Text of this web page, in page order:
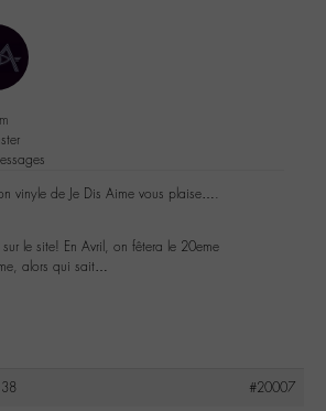
vinyle de Je Dis Aime vous plaise….
sur le site! En Avril, on fêtera le 20eme
alors qui sait…
#20007